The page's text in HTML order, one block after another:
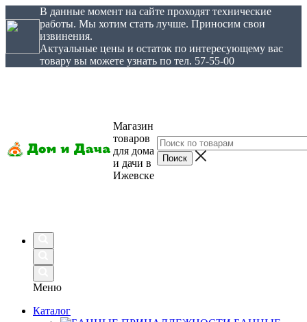
В данные момент на сайте проходят технические
работы. Мы хотим стать лучше. Приносим свои
извинения.
Актуальные цены и остаток по интересующему вас
товару вы можете узнать по тел. 57-55-00
Магазин
товаров
для дома
и дачи в
Ижевске
Меню
Каталог